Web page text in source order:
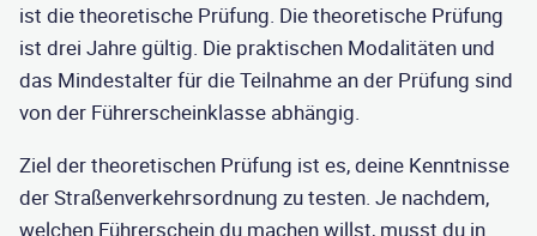
ist die theoretische Prüfung. Die theoretische Prüfung
ist drei Jahre gültig. Die praktischen Modalitäten und
das Mindestalter für die Teilnahme an der Prüfung sind
von der Führerscheinklasse abhängig.
Ziel der theoretischen Prüfung ist es, deine Kenntnisse
der Straßenverkehrsordnung zu testen. Je nachdem,
welchen Führerschein du machen willst, musst du in